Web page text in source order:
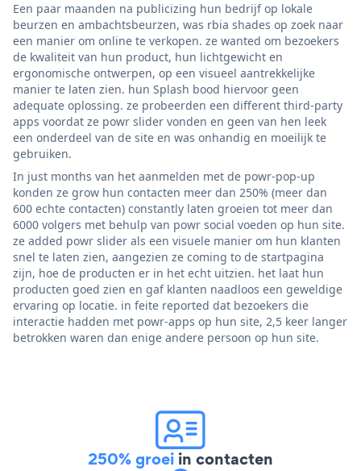
Een paar maanden na publicizing hun bedrijf op lokale
beurzen en ambachtsbeurzen, was rbia shades op zoek naar
een manier om online te verkopen. ze wanted om bezoekers
de kwaliteit van hun product, hun lichtgewicht en
ergonomische ontwerpen, op een visueel aantrekkelijke
manier te laten zien. hun Splash bood hiervoor geen
adequate oplossing. ze probeerden een different third-party
apps voordat ze powr slider vonden en geen van hen leek
een onderdeel van de site en was onhandig en moeilijk te
gebruiken.
In just months van het aanmelden met de powr-pop-up
konden ze grow hun contacten meer dan 250% (meer dan
600 echte contacten) constantly laten groeien tot meer dan
6000 volgers met behulp van powr social voeden op hun site.
ze added powr slider als een visuele manier om hun klanten
snel te laten zien, aangezien ze coming to de startpagina
zijn, hoe de producten er in het echt uitzien. het laat hun
producten goed zien en gaf klanten naadloos een geweldige
ervaring op locatie. in feite reported dat bezoekers die
interactie hadden met powr-apps op hun site, 2,5 keer langer
betrokken waren dan enige andere persoon op hun site.
250% groei in contacten